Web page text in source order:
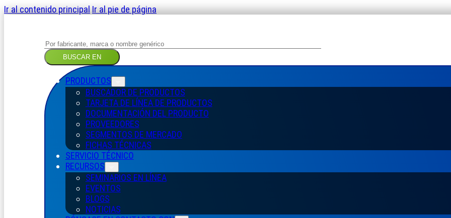
Ir al contenido principalIr al pie de página
Buscar
en
BUSCAR EN
PRODUCTOS
BUSCADOR DE PRODUCTOS
TARJETA DE LÍNEA DE PRODUCTOS
DOCUMENTACIÓN DEL PRODUCTO
PROVEEDORES
SEGMENTOS DE MERCADO
FICHAS TÉCNICAS
SERVICIO TÉCNICO
RECURSOS
SEMINARIOS EN LÍNEA
EVENTOS
BLOGS
NOTICIAS